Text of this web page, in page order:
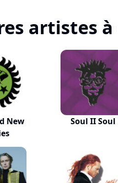
artistes
New
Soul II Soul